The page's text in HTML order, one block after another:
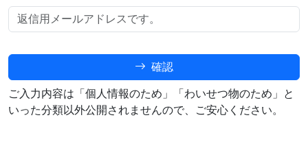
確認
ご入力内容は「個人情報のため」「わいせつ物のため」と
いった分類以外公開されませんので、ご安心ください。